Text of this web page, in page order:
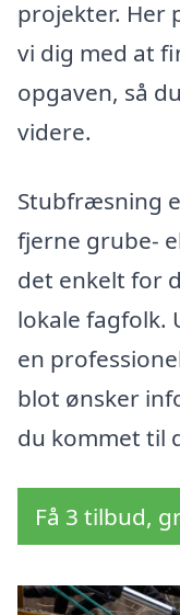
projekter. Her
vi dig med at
opgaven, så
videre.
Stubfræsning
fjerne grube-
det enkelt for
lokale fagfolk.
en
blot ønsker
du kommet til
Få 3 tilbud,